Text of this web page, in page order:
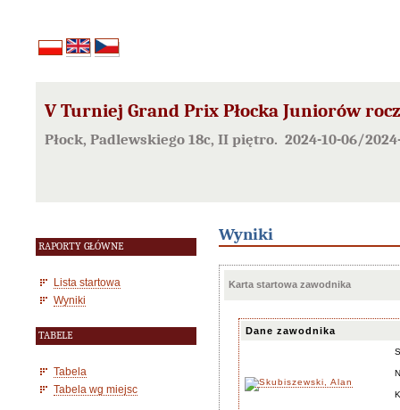
V Turniej Grand Prix Płocka Juniorów
Płock, Padlewskiego 18c, II piętro. 2024-10-06/
RAPORTY GŁÓWNE
Lista startowa
Wyniki
TABELE
Tabela
Tabela wg miejsc
Wyniki
Karta startowa zawodnika
Dane zawodnika